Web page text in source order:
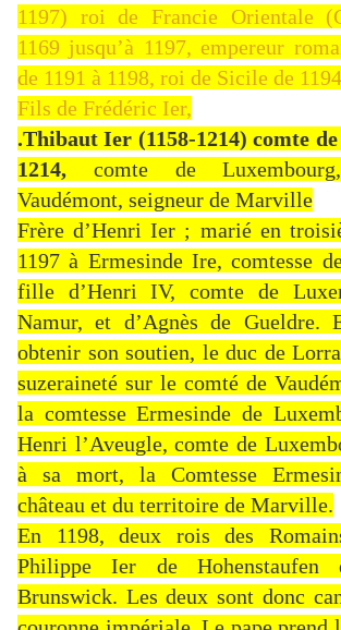
1197) roi de Francie Orientale
1169 jusqu’à 1197, empereur
de 1191 à 1198, roi de Sicile de
Fils de Frédéric Ier,
.Thibaut Ier (1158-1214) comte de
1214, comte de
Vaudémont, seigneur de Marville
Frère d’Henri Ier ; marié en
1197 à Ermesinde Ire, comtesse
fille d’Henri IV, comte de
Namur, et d’Agnès de Gueldre.
obtenir son soutien, le duc de
suzeraineté sur le comté de
la comtesse Ermesinde de
Henri l’Aveugle, comte de
à sa mort, la Comtesse
château et du territoire de Marville.
En 1198, deux rois des
Philippe Ier de
Brunswick. Les deux sont donc